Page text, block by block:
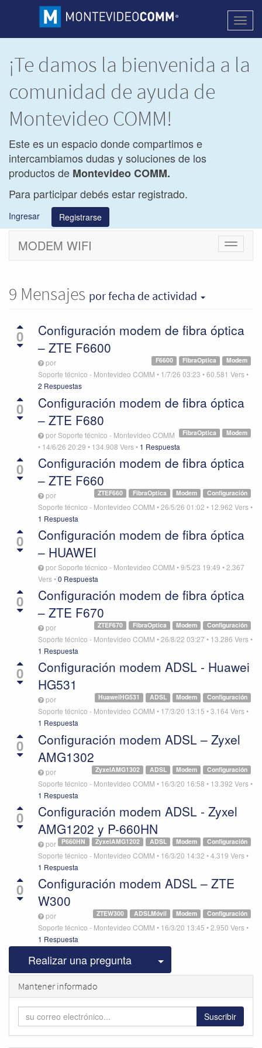
¡Te damos la bienvenida a la
comunidad de ayuda de
Montevideo COMM!
Este es un espacio donde compartimos e
intercambiamos dudas y soluciones de los
productos de Montevideo COMM.
Para participar debés estar registrado.
Ingresar Registrarse
Cambiar
MODEM WIFI
9 Mensajes por fecha de actividad
0
Configuración modem de fibra óptica
– ZTE F6600
Modem
FibraOptica
F6600
por
Soporte técnico - Montevideo COMM • 1/7/26 03:23 •60.581 Vers•
2 Respuestas
0
Configuración modem de fibra óptica
– ZTE F680
Modem
FibraOptica
porSoporte técnico - Montevideo COMM
• 14/6/26 20:29 • 134.908 Vers• 1 Respuesta
0
Configuración modem de fibra óptica
– ZTE F660
Configuración
Modem
FibraOptica
ZTEF660
por
Soporte técnico - Montevideo COMM •26/5/26 01:02 • 12.962 Vers•
1 Respuesta
0
Configuración modem de fibra óptica
– HUAWEI
porSoporte técnico - Montevideo COMM •9/5/23 19:49 •2.367
Vers•0 Respuesta
0
Configuración modem de fibra óptica
– ZTE F670
Configuración
Modem
FibraOptica
ZTEF670
por
Soporte técnico - Montevideo COMM •26/8/22 03:27 • 13.286 Vers•
1 Respuesta
0
Configuración modem ADSL - Huawei
HG531
Configuración
Modem
ADSL
HuaweiHG531
por
Soporte técnico - Montevideo COMM • 17/3/20 13:15 •3.164 Vers•
1 Respuesta
0
Configuración modem ADSL – Zyxel
AMG1302
Configuración
Modem
ADSL
ZyxelAMG1302
por
Soporte técnico - Montevideo COMM • 16/3/20 16:58 • 13.392 Vers•
1 Respuesta
0
Configuración modem ADSL - Zyxel
AMG1202 y P-660HN
Configuración
Modem
ADSL
ZyxelAMG1202
P660HN
por
Soporte técnico - Montevideo COMM • 16/3/20 14:32 •4.319 Vers•
1 Respuesta
0
Configuración modem ADSL – ZTE
W300
Configuración
Modem
ADSLMóvil
ZTEW300
por
Soporte técnico - Montevideo COMM • 16/3/20 13:45 •2.950 Vers•
1 Respuesta
Realizar una pregunta Seleccionar
Mantener informado
Suscribir